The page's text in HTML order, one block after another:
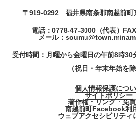
〒919-0292 福井県南条郡南越前町
電話： 0778-47-3000（代表）
メール：
受付時間：月曜から金曜日の午前8時30
（祝日・年末年始を除
個人情報保護につ
サイトポリシー
著作権・リンク・免
南越前町Facebook利
ウェブアクセシビリティ